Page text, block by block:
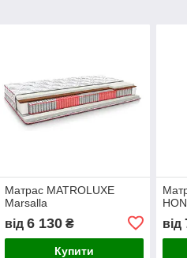
Матрас MATROLUXE
Marsalla
від 6 130₴
Купити
від